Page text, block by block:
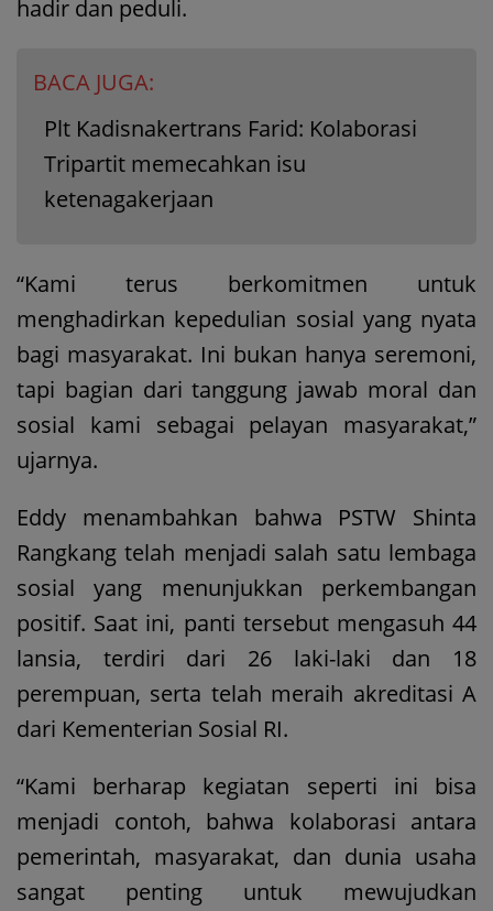
hadir dan peduli.
BACA JUGA:
Plt Kadisnakertrans Farid: Kolaborasi
Tripartit memecahkan isu
ketenagakerjaan
“Kami terus berkomitmen untuk
menghadirkan kepedulian sosial yang nyata
bagi masyarakat. Ini bukan hanya seremoni,
tapi bagian dari tanggung jawab moral dan
sosial kami sebagai pelayan masyarakat,”
ujarnya.
Eddy menambahkan bahwa PSTW Shinta
Rangkang telah menjadi salah satu lembaga
sosial yang menunjukkan perkembangan
positif. Saat ini, panti tersebut mengasuh 44
lansia, terdiri dari 26 laki-laki dan 18
perempuan, serta telah meraih akreditasi A
dari Kementerian Sosial RI.
“Kami berharap kegiatan seperti ini bisa
menjadi contoh, bahwa kolaborasi antara
pemerintah, masyarakat, dan dunia usaha
sangat penting untuk mewujudkan